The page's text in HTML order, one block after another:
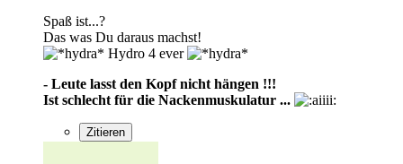
Spaß ist...?
Das was Du daraus machst!
Hydro 4 ever
- Leute lasst den Kopf nicht hängen !!!
Ist schlecht für die Nackenmuskulatur ...
Zitieren